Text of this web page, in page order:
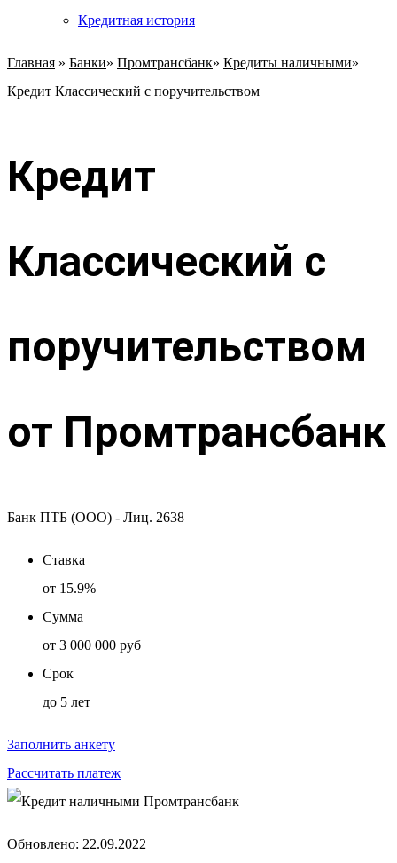
Кредитная история
Главная » Банки» Промтрансбанк» Кредиты наличными»
Кредит Классический с поручительством
Кредит
Классический с
поручительством
от Промтрансбанк
Банк ПТБ (ООО) - Лиц. 2638
Ставка
от 15.9%
Сумма
от 3 000 000 руб
Срок
до 5 лет
Заполнить анкету
Рассчитать платеж
Обновлено: 22.09.2022